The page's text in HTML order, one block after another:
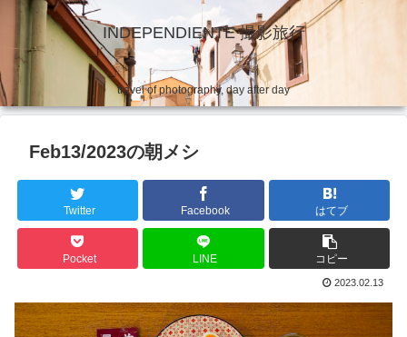
INDEPENDIENTE 撮影旅行
travel of photography, day after day
Feb13/2023の朝メシ
Twitter Facebook はてブ
Pocket LINE コピー
2023.02.13